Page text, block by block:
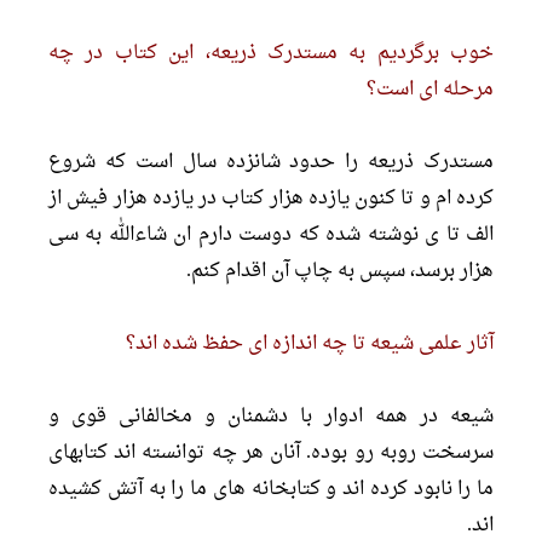
خوب برگردیم به مستدرک ذریعه، این کتاب در چه
مرحله اى است؟
مستدرک ذریعه را حدود شانزده سال است که شروع
کرده ام و تا کنون یازده هزار کتاب در یازده هزار فیش از
الف تا ى نوشته شده که دوست دارم ان شاءالله به سى
هزار برسد، سپس به چاپ آن اقدام کنم.
آثار علمى شیعه تا چه اندازه اى حفظ شده اند؟
شیعه در همه ادوار با دشمنان و مخالفانى قوى و
سرسخت روبه رو بوده. آنان هر چه توانسته اند کتابهاى
ما را نابود کرده اند و کتابخانه هاى ما را به آتش کشیده
اند.